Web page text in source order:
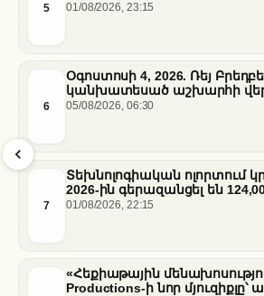
5 01/08/2026, 23:15
6
Օգոստոսի 4, 2026. Ռեյ
կանխատեսած աշխարհի
05/08/2026, 06:30
7
Տեխնոլոգիական ոլորտում
2026-ին գերազանցել են
ենթակառուցվածքների
01/08/2026, 22:15
«Հեքիաթային
Productions-ի նոր